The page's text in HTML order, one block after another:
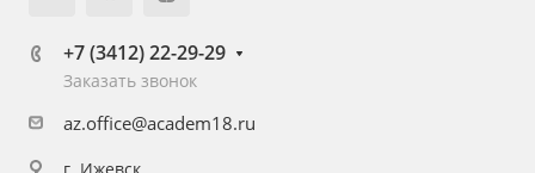
+7 (3412) 22-29-29
Заказать звонок
az.office@academ18.ru